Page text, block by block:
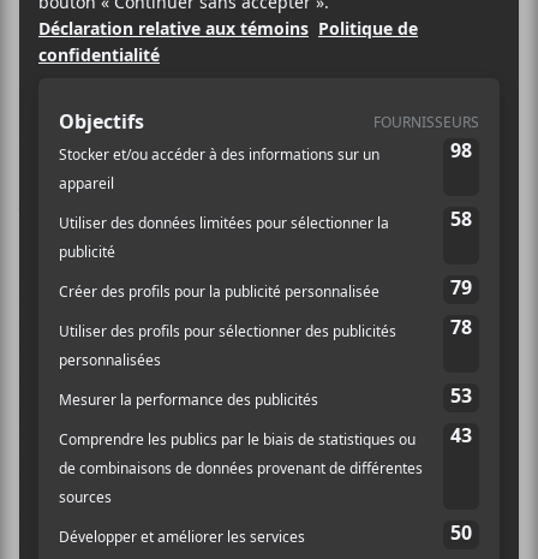
On attend la venue d’un album long
américain
le 30 octobre
prochain, sous le thème des fêtes de
fin d’année et intituléHark!
Avez-vous une impression de déjà-vu? Vous n’avez
sortait également un EP
de Noël appeléHark!. S’y retrouveront les six
chansons de son précédent EP
pièces additionnelles. Parmi celles-ci apparaîtront des
reprises telles queSouvenirspar John Prine et
AndaluciaparJohn Cale. Le simple de cette dernière
a justement été délivré aujourd’hui ; son vidéoclip
animé se trouve au bas de cet article.